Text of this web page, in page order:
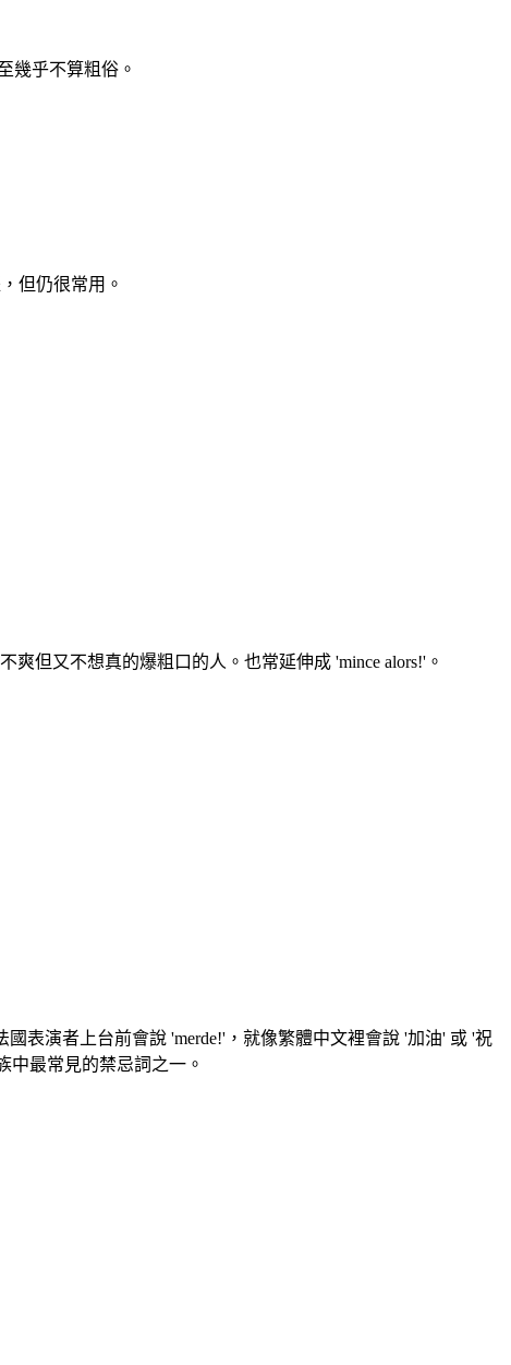
幾乎不算粗俗。
但仍很常用。
但又不想真的爆粗口的人。也常延伸成 'mince alors!'。
表演者上台前會說 'merde!'，就像繁體中文裡會說 '加油' 或 '祝
中最常見的禁忌詞之一。